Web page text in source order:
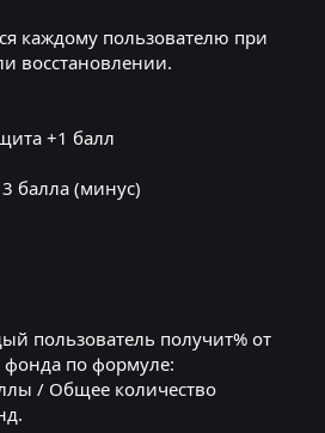
каждому пользователю при
восстановлении.
+1 балл
балла (минус)
пользователь получит% от
фонда по формуле:
/ Общее количество